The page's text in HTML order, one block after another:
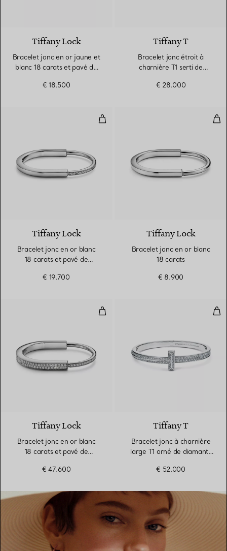
Tiffany Lock
Bracelet jonc en or jaune et
blanc 18 carats et pavé de
€ 18.500
Tiffany T
Bracelet jonc étroit à
charnière T1 serti de
blanc 18 carats
€ 28.000
Bracelet jonc en or blanc 18
Tiffany Lock
Bracelet jonc en or blanc
18 carats et pavé de
€ 19.700
Tiffany Lock
Bracelet jonc en or blanc
18 carats
€ 8.900
Bracelet jonc en or blanc 18
Tiffany Lock
Bracelet jonc en or blanc
18 carats et pavé de
€ 47.600
Tiffany T
Bracelet jonc à charnière
large T1 orné de diamants
€ 52.000